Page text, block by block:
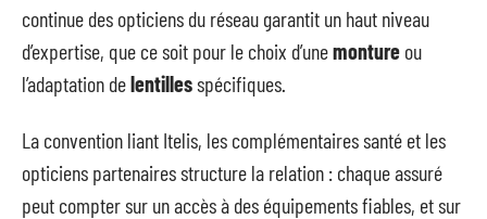
continue des opticiens du réseau garantit un haut niveau
d’expertise, que ce soit pour le choix d’unemonture ou
l’adaptation delentillesspécifiques.
La convention liant Itelis, les complémentaires santé et les
opticiens partenaires structure la relation : chaque assuré
peut compter sur un accès à des équipements fiables, et sur